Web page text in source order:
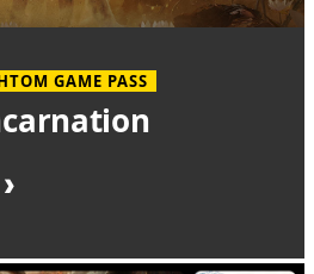
GAME PASS